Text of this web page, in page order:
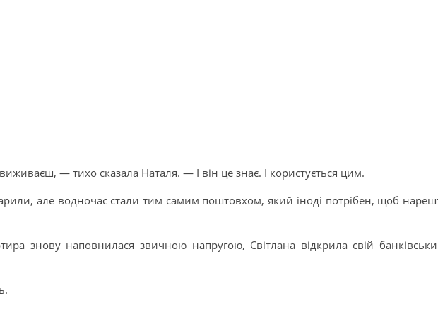
— тихо сказала Наталя. — І він це знає. І користується цим.
але водночас стали тим самим поштовхом, який іноді потрібен, щоб
знову наповнилася звичною напругою, Світлана відкрила свій